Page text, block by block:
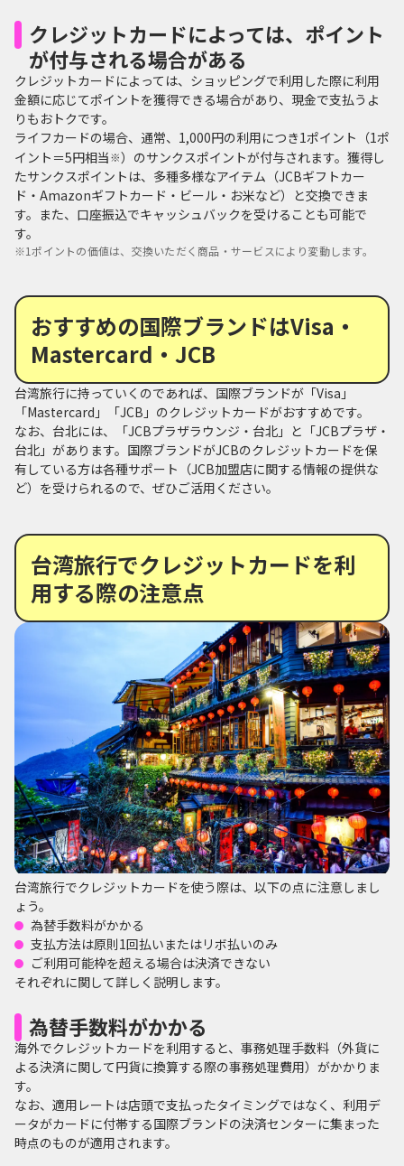
クレジットカードによっては、ポイント
が付与される場合がある
クレジットカードによっては、ショッピングで利用した際に利用
金額に応じてポイントを獲得できる場合があり、現金で支払うよ
りもおトクです。
ライフカードの場合、通常、1,000円の利用につき1ポイント（1ポ
イント＝5円相当※）のサンクスポイントが付与されます。獲得し
たサンクスポイントは、多種多様なアイテム（JCBギフトカー
ド・Amazonギフトカード・ビール・お米など）と交換できま
す。また、口座振込でキャッシュバックを受けることも可能で
す。
※1ポイントの価値は、交換いただく商品・サービスにより変動します。
おすすめの国際ブランドはVisa・
Mastercard・JCB
台湾旅行に持っていくのであれば、国際ブランドが「Visa」
「Mastercard」「JCB」のクレジットカードがおすすめです。
なお、台北には、「JCBプラザラウンジ・台北」と「JCBプラザ・
台北」があります。国際ブランドがJCBのクレジットカードを保
有している方は各種サポート（JCB加盟店に関する情報の提供な
ど）を受けられるので、ぜひご活用ください。
台湾旅行でクレジットカードを利
用する際の注意点
台湾旅行でクレジットカードを使う際は、以下の点に注意しまし
ょう。
為替手数料がかかる
支払方法は原則1回払いまたはリボ払いのみ
ご利用可能枠を超える場合は決済できない
それぞれに関して詳しく説明します。
為替手数料がかかる
海外でクレジットカードを利用すると、事務処理手数料（外貨に
よる決済に関して円貨に換算する際の事務処理費用）がかかりま
す。
なお、適用レートは店頭で支払ったタイミングではなく、利用デ
ータがカードに付帯する国際ブランドの決済センターに集まった
時点のものが適用されます。